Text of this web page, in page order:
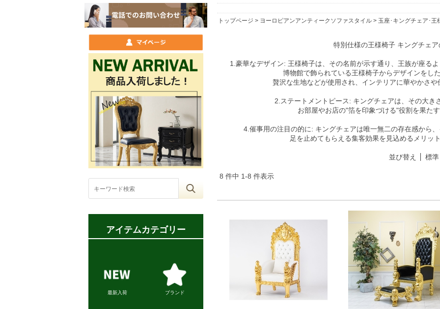
トップページ > ヨーロピアンアンティークソファスタイル > 玉座･キングチェア･王
特別仕様の王様椅子 キングチェ
1.豪華なデザイン: 王様椅子は、その名前が示す通り、王族が座る
博物館で飾られている王様椅子からデザインをし
贅沢な生地などが使用され、インテリアに華やかさ
2.ステートメントピース: キングチェアは、その大き
お部屋やお店の"箔を印象づける"役割を果た
4.催事用の注目の的に: キングチェアは唯一無二の存在感から
足を止めてもらえる集客効果を見込めるメリッ
並び替え 標準
8 件中 1-8 件表示